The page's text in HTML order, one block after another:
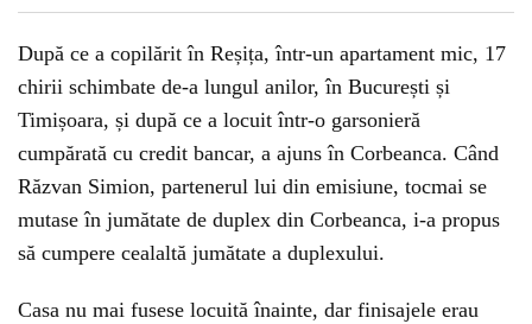
După ce a copilărit în Reșița, într-un apartament mic, 17
chirii schimbate de-a lungul anilor, în București și
Timișoara, și după ce a locuit într-o garsonieră
cumpărată cu credit bancar, a ajuns în Corbeanca. Când
Răzvan Simion, partenerul lui din emisiune, tocmai se
mutase în jumătate de duplex din Corbeanca, i-a propus
să cumpere cealaltă jumătate a duplexului.
Casa nu mai fusese locuită înainte, dar finisajele erau